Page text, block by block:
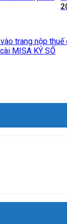
trang nộp
MISA KÝ SỐ